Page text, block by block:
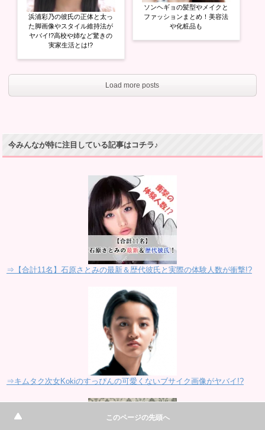
浜浦彩乃の彼氏の正体と太っ
た脚画像やスタイル維持法が
ヤバイ!?高校や姉など驚きの
実家生活とは!?
ソンヘギョの髪型やメイクと
ファッションまとめ！美容法
や化粧品も
Load more posts
今みんなが特に注目している記事はコチラ♪
⇒【合計11名】石原さとみの最新＆歴代彼氏と実際の体験人数が衝撃!?
⇒キムタク次女Kokiのすっぴんの可愛くないブサイク画像がヤバイ!?
このページの先頭へ